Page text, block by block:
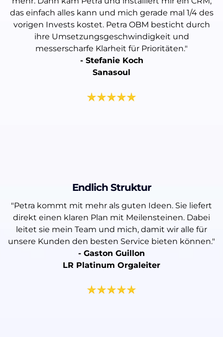
das einfach alles kann und mich gerade mal 1/4 des
vorigen Invests kostet. Petra OBM besticht durch
ihre Umsetzungsgeschwindigkeit und
messerscharfe Klarheit für Prioritäten."
- Stefanie Koch
Sanasoul
Endlich Struktur
"Petra kommt mit mehr als guten Ideen. Sie liefert
direkt einen klaren Plan mit Meilensteinen. Dabei
leitet sie mein Team und mich, damit wir alle für
unsere Kunden den besten Service bieten können."
- Gaston Guillon
LR Platinum Orgaleiter